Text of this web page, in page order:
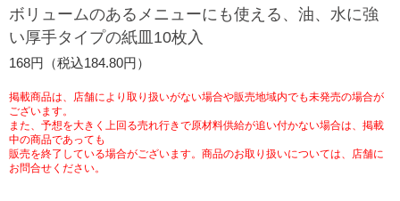
ギフト
プリペイドカード・金券
ニンテンドー・ダウンロードカード
コピー
プリント
スキャン
ファクス
宅配便
切手・はがき・印紙
セブン銀行ATM
ご利用可能なお支払い方法
チケットサービス
セブンチケット
チケットぴあ
イープラス
セブン‐イレブンでお受取り
タワーレコード
セブンネットショッピング
停電時のサービス停止のお知らせ
企業理念
会社概要
貸借対照表・損益計算書
沿革
セブン＆アイ・ホールディングスの重点課題
サステナビリティ活動基本方針
サステナビリティ推進体制
GREEN CHALLENGE 2050
加盟店オーナー募集
店舗検索
ネットショッピング
お問い合わせ
ボリュームのあるメニューにも使える、油、水に強
い厚手タイプの紙皿10枚入
168円（税込184.80円）
掲載商品は、店舗により取り扱いがない場合や販売地域内でも未発売の場合が
ございます。
また、予想を大きく上回る売れ行きで原材料供給が追い付かない場合は、掲載
中の商品であっても
販売を終了している場合がございます。商品のお取り扱いについては、店舗に
お問合せください。